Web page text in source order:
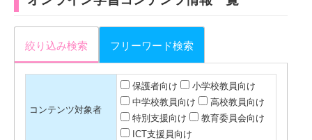
絞り込み検索 フリーワード検索
コンテンツ対象者
保護者向け
小学校教員向け
中学校教員向け
高校教員向け
特別支援向け
教育委員会向け
ICT支援員向け